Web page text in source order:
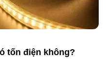
tốn điện không?